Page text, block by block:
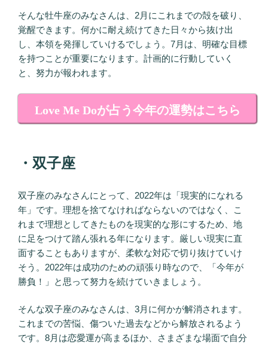
そんな牡牛座のみなさんは、2月にこれまでの殻を破り、
覚醒できます。何かに耐え続けてきた日々から抜け出
し、本領を発揮していけるでしょう。7月は、明確な目標
を持つことが重要になります。計画的に行動していく
と、努力が報われます。
Love Me Doが占う今年の運勢はこちら
・双子座
双子座のみなさんにとって、2022年は「現実的になれる
年」です。理想を捨てなければならないのではなく、こ
れまで理想としてきたものを現実的な形にするため、地
に足をつけて踏ん張れる年になります。厳しい現実に直
面することもありますが、柔軟な対応で切り抜けていけ
そう。2022年は成功のための頑張り時なので、「今年が
勝負！」と思って努力を続けていきましょう。
そんな双子座のみなさんは、3月に何かが解消されます。
これまでの苦悩、傷ついた過去などから解放されるよう
です。8月は恋愛運が高まるほか、さまざまな場面で自分